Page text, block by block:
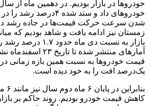
خودروها در بازار بودیم. در دهمین ماه از
خودروهای داد و ستد شده
شدن سرعت حرکت قیمت‌ها در جاده رشد
زمستان نیز ادامه یافت و شاهد بودیم که
بازار به نسبت دی ماه
آمارهای منتشر شده تا
قیمت خودروها به نسبت همین بازه زمانی
یک‌درصد افت را به خود دیده است.
کاهش قیمت خودرو بودیم. روند حاکم بر